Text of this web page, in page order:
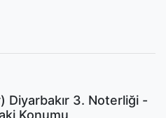
Diyarbakır 3. Noterliği -
Konumu